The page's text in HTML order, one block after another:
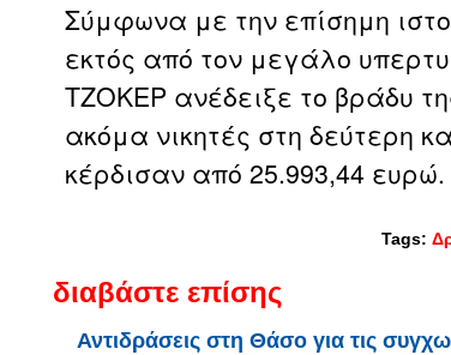
Σύμφωνα με την επίσημη
εκτός από τον μεγάλο
ΤΖΟΚΕΡ ανέδειξε το βράδυ
ακόμα νικητές στη δεύτερη
κέρδισαν από 25.993,44 ευρώ.
Tags:
διαβάστε επίσης
Αντιδράσεις στη Θάσο για τις